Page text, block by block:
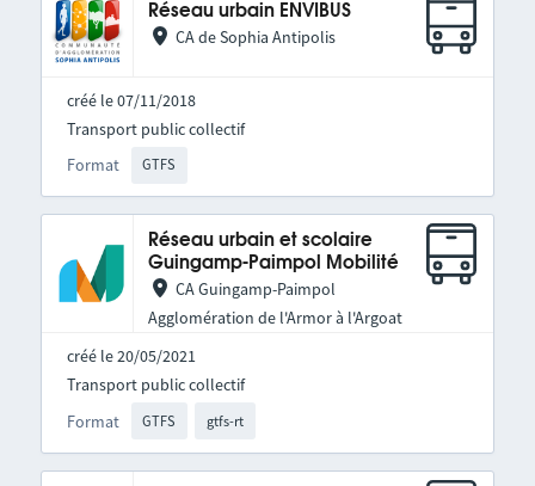
Réseau urbain ENVIBUS
CA de Sophia Antipolis
créé le 07/11/2018
Format GTFS
Transport public collectif
Réseau urbain et scolaire
Guingamp-Paimpol Mobilité
CA Guingamp-Paimpol
Agglomération de l'Armor à l'Argoat
créé le 20/05/2021
Format GTFS gtfs-rt
Transport public collectif